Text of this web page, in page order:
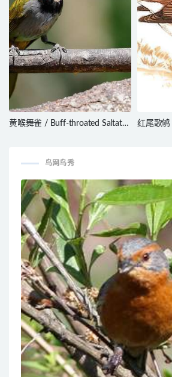
黄喉舞雀 / Buff-throated Saltator
红尾歌
鸟网鸟秀